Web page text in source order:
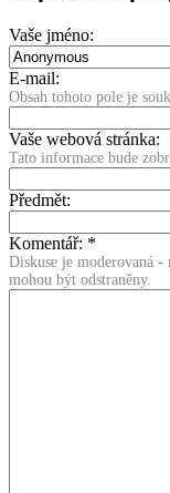
Vaše jméno:
E-mail:
Obsah tohoto pole je
Vaše webová stránka:
Tato informace bude
Předmět:
Komentář: *
Diskuse je moderovaná -
mohou být odstraněny.